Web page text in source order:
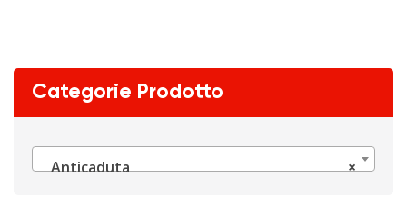
Categorie Prodotto
×
Anticaduta